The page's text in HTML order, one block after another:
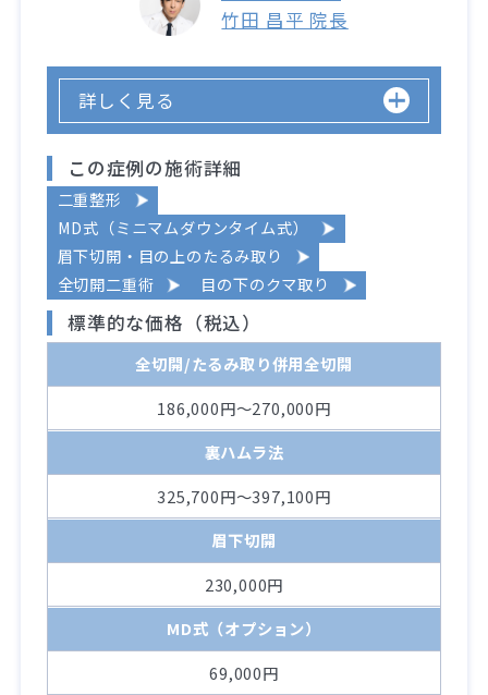
竹田 昌平 院長
詳しく見る
この症例の施術詳細
二重整形
MD式（ミニマムダウンタイム式）
眉下切開・目の上のたるみ取り
全切開二重術
目の下のクマ取り
標準的な価格（税込）
全切開/たるみ取り併用全切開
186,000円～270,000円
裏ハムラ法
325,700円～397,100円
眉下切開
230,000円
MD式（オプション）
69,000円